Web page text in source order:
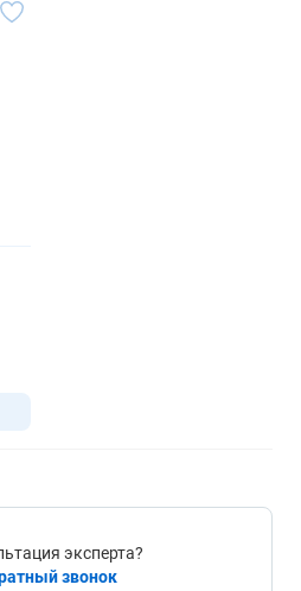
эксперта?
звонок